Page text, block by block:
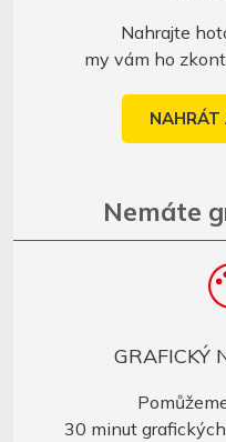
Výroba razítek
Nahrajte
my vám ho
NAHRÁT
Nemáte
GRAFICKÝ
30 minut